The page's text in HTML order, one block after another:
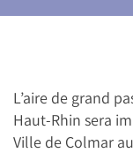
L’aire de grand
Haut-Rhin sera
Ville de Colmar